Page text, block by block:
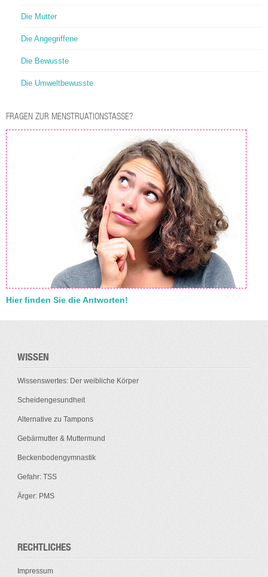
Die Mutter
Die Angegriffene
Die Bewusste
Die Umweltbewusste
FRAGEN ZUR MENSTRUATIONSTASSE?
Hier finden Sie die Antworten!
WISSEN
Wissenswertes: Der weibliche Körper
Scheidengesundheit
Alternative zu Tampons
Gebärmutter & Muttermund
Beckenbodengymnastik
Gefahr: TSS
Ärger: PMS
RECHTLICHES
Impressum